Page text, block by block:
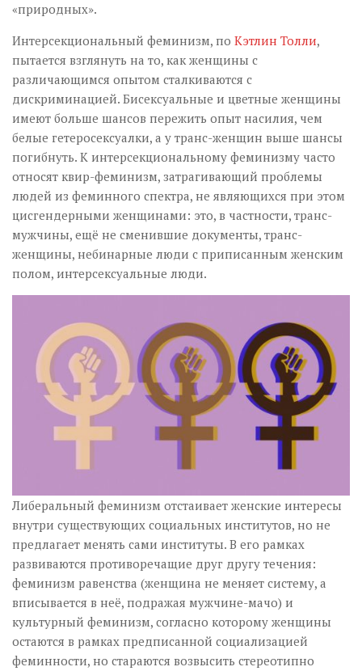
«природных».
Интерсекциональный феминизм, по Кэтлин Толли,
пытается взглянуть на то, как женщины с
различающимся опытом сталкиваются с
дискриминацией. Бисексуальные и цветные женщины
имеют больше шансов пережить опыт насилия, чем
белые гетеросексуалки, а у транс-женщин выше шансы
погибнуть. К интерсекциональному феминизму часто
относят квир-феминизм, затрагивающий проблемы
людей из феминного спектра, не являющихся при этом
цисгендерными женщинами: это, в частности, транс-
мужчины, ещё не сменившие документы, транс-
женщины, небинарные люди с приписанным женским
полом, интерсексуальные люди.
Либеральный феминизм отстаивает женские интересы
внутри существующих социальных институтов, но не
предлагает менять сами институты. В его рамках
развиваются противоречащие друг другу течения:
феминизм равенства (женщина не меняет систему, а
вписывается в неё, подражая мужчине-мачо) и
культурный феминизм, согласно которому женщины
остаются в рамках предписанной социализацией
феминности, но стараются возвысить стереотипно